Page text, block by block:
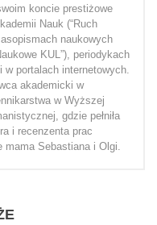
koncie prestiżowe
Nauk (“Ruch
naukowych
KUL”), periodykach
w portalach internetowych.
akademicki w
w Wyższej
gdzie pełniła
i recenzenta prac
Sebastiana i Olgi.